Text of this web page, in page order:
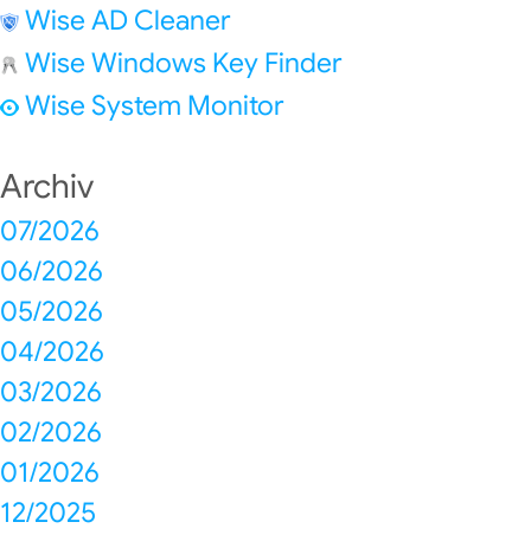
Wise AD Cleaner
Wise Windows Key Finder
Wise System Monitor
Archiv
07/2026
06/2026
05/2026
04/2026
03/2026
02/2026
01/2026
12/2025